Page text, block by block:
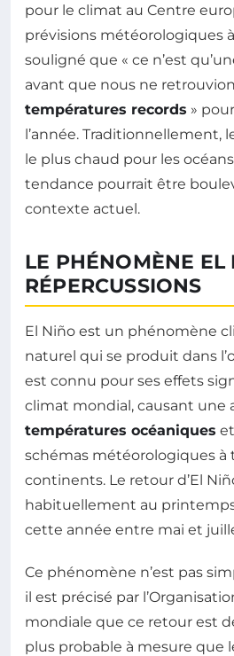
pour le climat au Centre
prévisions météorologiques
souligné que « ce n’est
avant que nous ne
températures records »
l’année. Traditionnellement,
le plus chaud pour les
tendance pourrait être
contexte actuel.
LE PHÉNOMÈNE EL
RÉPERCUSSIONS
El Niño est un phénomène
naturel qui se produit dans
est connu pour ses effets
climat mondial, causant une
températures océaniques
schémas météorologiques à
continents. Le retour d’El
habituellement au
cette année entre mai et
Ce phénomène n’est pas
il est précisé par
mondiale que ce retour est
plus probable à mesure que